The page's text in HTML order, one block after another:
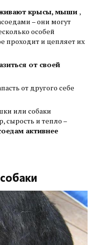
крысы, мыши ,
– они могут
особей
проходит и цепляет их
от своей
от другого себе
или собаки
сырость и тепло –
активнее